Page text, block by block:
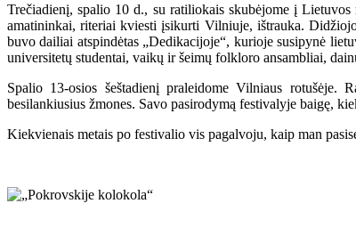
Trečiadienį, spalio 10 d., su ratiliokais skubėjome į
amatininkai, riteriai kviesti įsikurti Vilniuje, ištrauka.
buvo dailiai atspindėtas „Dedikacijoje“, kurioje susipynė
universitetų studentai, vaikų ir šeimų folkloro ansambliai,
Spalio 13-osios šeštadienį praleidome Vilniaus rotušėje.
besilankiusius žmones. Savo pasirodymą festivalyje baigę,
Kiekvienais metais po festivalio vis pagalvoju, kaip man